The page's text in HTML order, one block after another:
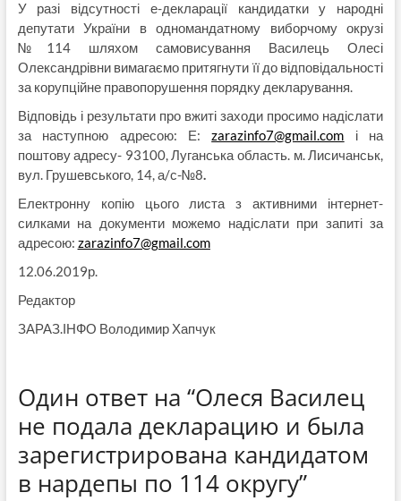
У разі відсутності е-декларації кандидатки у народні
депутати України в одномандатному виборчому окрузі
№114 шляхом самовисування Василець Олесі
Олександрівни вимагаємо притягнути її до відповідальності
за корупційне правопорушення порядку декларування.
Відповідь і результати про вжиті заходи просимо надіслати
за наступною адресою:
Е:zarazinfo7@gmail.com і на
поштову адресу- 93100, Луганська область. м. Лисичанськ,
вул. Грушевського, 14, а/с-№8.
Електронну копію цього листа з активними інтернет-
силками на документи можемо надіслати при запиті за
адресою: zarazinfo7@gmail.com
12.06.2019р.
Редактор
ЗАРАЗ.ІНФО Володимир Хапчук
Один ответ на “Олеся Василец
не подала декларацию и была
зарегистрирована кандидатом
в нардепы по 114 округу”